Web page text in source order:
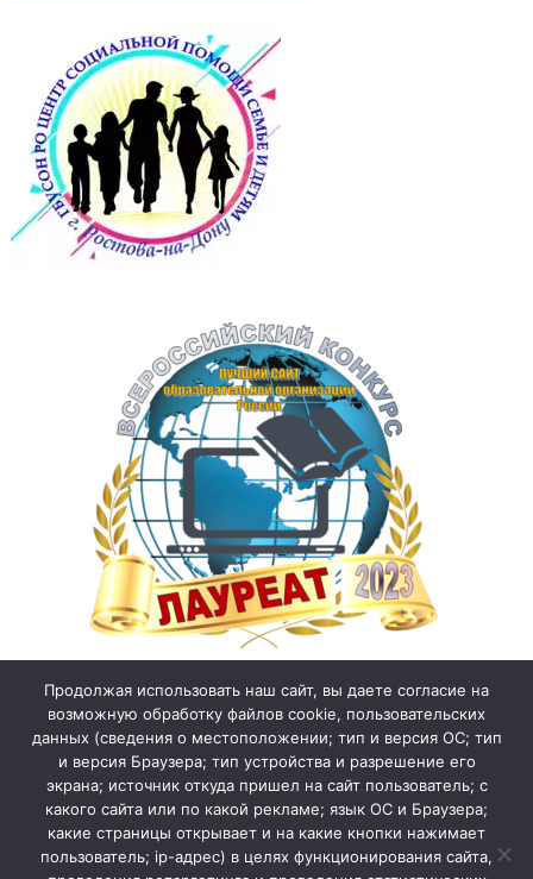
Продолжая использовать наш сайт, вы даете согласие на
возможную обработку файлов cookie, пользовательских
данных (сведения о местоположении; тип и версия ОС; тип
и версия Браузера; тип устройства и разрешение его
экрана; источник откуда пришел на сайт пользователь; с
какого сайта или по какой рекламе; язык ОС и Браузера;
какие страницы открывает и на какие кнопки нажимает
пользователь; ip-адрес) в целях функционирования сайта,